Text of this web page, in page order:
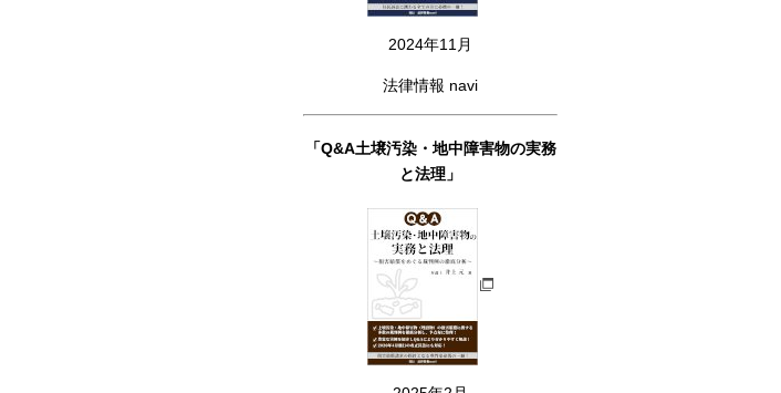
2024年11月
法律情報 navi
「Q&A土壌汚染・地中障害物の実務
と法理」